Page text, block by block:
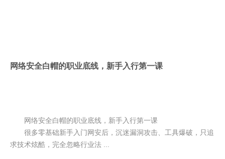
网络安全白帽的职业底线，新手入行第一课
网络安全白帽的职业底线，新手入行第一课
很多零基础新手入门网安后，沉迷漏洞攻击、工具爆破，只追
求技术炫酷，完全忽略行业法 ...